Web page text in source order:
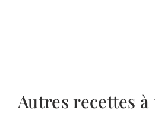
Autres recettes